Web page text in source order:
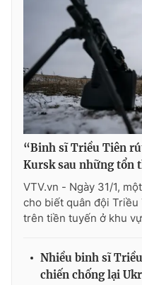
“Binh sĩ Triều Tiên
Kursk sau những tổn
VTV.vn - Ngày 31/1,
cho biết quân đội
trên tiền tuyến ở khu
Nhiều binh sĩ
chiến chống lại